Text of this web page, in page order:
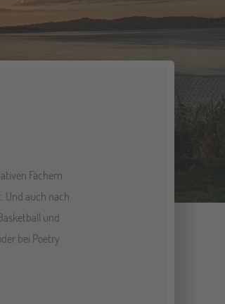
Fächern
Und auch nach
und
bei Poetry